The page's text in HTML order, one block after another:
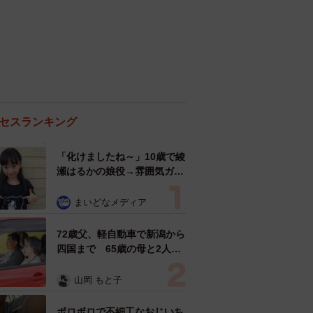
スランキング
「化けましたね～」10歳で綾
瀬はるかの娘役→雰囲気ガラ
雰囲気が」「宝塚に入れそ
まいどなメディア
72歳父、軽自動車で新潟から
四国まで 65歳の母と2人で
憩まで分刻み… 「大学生で
山岡 もと子